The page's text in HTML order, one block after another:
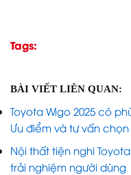
Tags:
BÀI VIẾT LIÊN QUAN:
Toyota Wigo 2025 có
Ưu điểm và tư vấn
Nội thất tiện nghi
trải nghiệm người dùng